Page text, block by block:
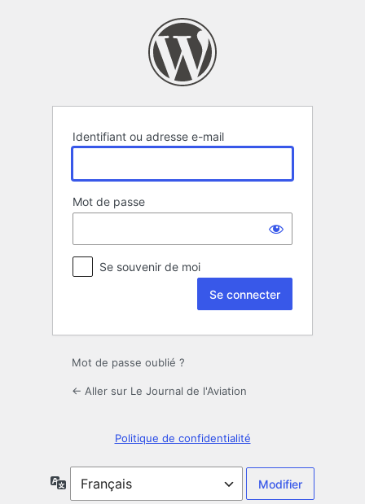
Identifiant ou adresse e-mail
Mot de passe
Se souvenir de moi
Mot de passe oublié ?
← Aller sur Le Journal de l'Aviation
Politique de confidentialité
Langue